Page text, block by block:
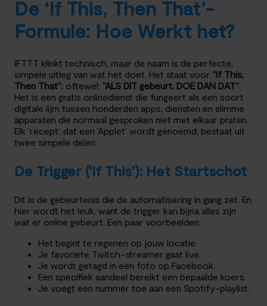
De ‘If This, Then That’-
Formule: Hoe Werkt het?
IFTTT klinkt technisch, maar de naam is de perfecte,
simpele uitleg van wat het doet. Het staat voor “If This,
Then That”, oftewel: “ALS DIT gebeurt, DOE DAN DAT”.
Het is een gratis onlinedienst die fungeert als een soort
digitale lijm tussen honderden apps, diensten en slimme
apparaten die normaal gesproken niet met elkaar praten.
Elk ‘recept’, dat een ‘Applet’ wordt genoemd, bestaat uit
twee simpele delen:
De Trigger (‘If This’): Het Startschot
Dit is de gebeurtenis die de automatisering in gang zet. En
hier wordt het leuk, want de trigger kan bijna alles zijn
wat er online gebeurt. Een paar voorbeelden:
Het begint te regenen op jouw locatie.
Je favoriete Twitch-streamer gaat live.
Je wordt getagd in een foto op Facebook.
Een specifiek aandeel bereikt een bepaalde koers.
Je voegt een nummer toe aan een Spotify-playlist.